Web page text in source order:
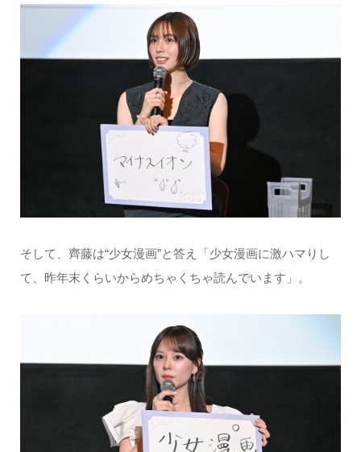
そして、齊藤は“少女漫画”と答え「少女漫画に激ハマりし
て、昨年末くらいからめちゃくちゃ読んでいます」。